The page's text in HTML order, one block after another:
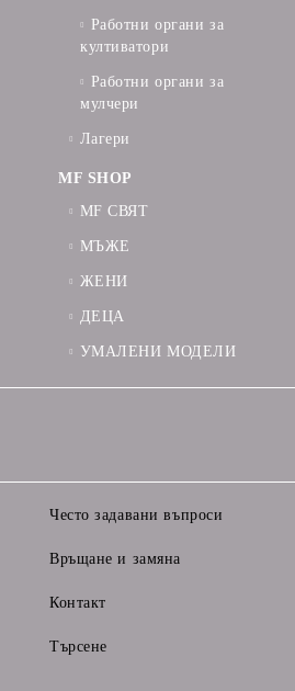
Работни органи за
култиватори
Работни органи за
мулчери
Лагери
MF SHOP
MF СВЯТ
МЪЖЕ
ЖЕНИ
ДЕЦА
УМАЛЕНИ МОДЕЛИ
Често задавани въпроси
Връщане и замяна
Контакт
Търсене